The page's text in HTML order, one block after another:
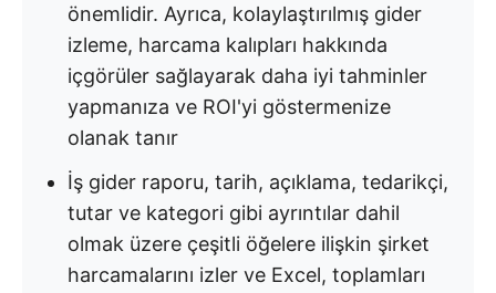
önemlidir. Ayrıca, kolaylaştırılmış gider
izleme, harcama kalıpları hakkında
içgörüler sağlayarak daha iyi tahminler
yapmanıza ve ROI'yi göstermenize
olanak tanır
İş gider raporu, tarih, açıklama, tedarikçi,
tutar ve kategori gibi ayrıntılar dahil
olmak üzere çeşitli öğelere ilişkin şirket
harcamalarını izler ve Excel, toplamları